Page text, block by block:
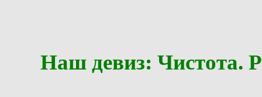
Наш девиз: